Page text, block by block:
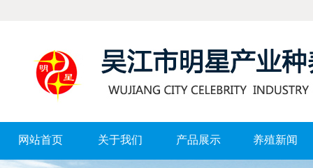
网站首页 关于我们 产品展示 养殖新闻